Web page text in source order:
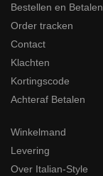
Bestellen en Betalen
Order tracken
Contact
Klachten
Kortingscode
Achteraf Betalen
Winkelmand
Levering
Over Italian-Style